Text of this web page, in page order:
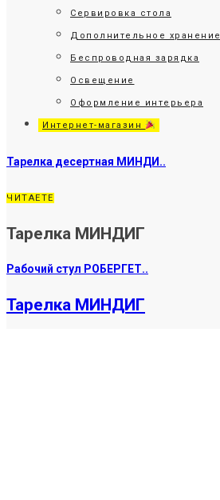
Сервировка стола
Дополнительное хранение
Беспроводная зарядка
Освещение
Оформление интерьера
Интернет-магазин
Тарелка десертная МИНДИ..
ЧИТАЕТЕ
Тарелка МИНДИГ
Рабочий стул РОБЕРГЕТ..
Тарелка МИНДИГ